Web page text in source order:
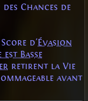
Chances de
d'Évasion
est Basse
retirent la Vie
avant